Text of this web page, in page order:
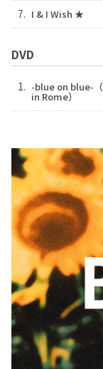
7. I & I Wish ★
DVD
1. -blue on blue-
in Rome）